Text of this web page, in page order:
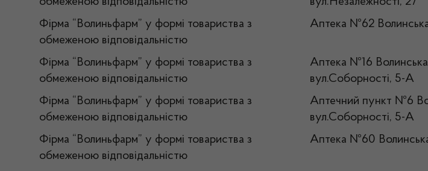
Фірма “Волиньфарм” у формі товариства з
обмеженою відповідальністю
Аптека №62
Фірма “Волиньфарм” у формі товариства з
обмеженою відповідальністю
Аптека №16 Волинська
вул.Соборності, 5-А
Фірма “Волиньфарм” у формі товариства з
обмеженою відповідальністю
Аптечний пункт №6
вул.Соборності, 5-А
Фірма “Волиньфарм” у формі товариства з
обмеженою відповідальністю
Аптека №60